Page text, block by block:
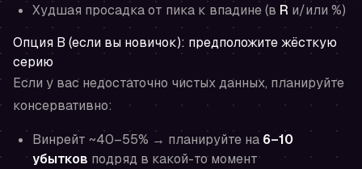
Худшая просадка от пика к впадине (в R и/или %)
Опция B (если вы новичок): предположите жёсткую
серию
Если у вас недостаточно чистых данных, планируйте
консервативно:
Винрейт ~40–55% → планируйте на 6–10
убытков подряд в какой-то момент